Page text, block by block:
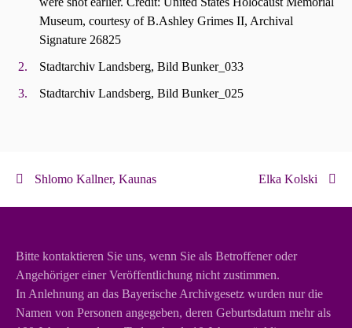
Museum, courtesy of B.Ashley Grimes II, Archival
Signature 26825
Stadtarchiv Landsberg, Bild Bunker_033
Stadtarchiv Landsberg, Bild Bunker_025
Shlomo Kallner, Kaunas Elka Kolski
Bitte kontaktieren Sie uns, wenn Sie als Betroffener oder
Angehöriger einer Veröffentlichung nicht zustimmen.
In Anlehnung an das Bayerische Archivgesetz wurden nur die
Namen von Personen angegeben, deren Geburtsdatum mehr als